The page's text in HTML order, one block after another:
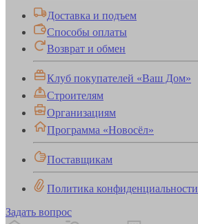
Доставка и подъем
Способы оплаты
Возврат и обмен
Клуб покупателей «Ваш Дом»
Строителям
Организациям
Программа «Новосёл»
Поставщикам
Политика конфиденциальности
Задать вопрос